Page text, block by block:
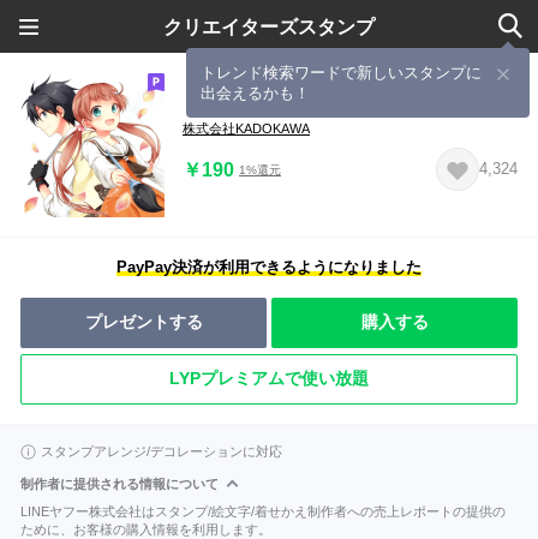
クリエイターズスタンプ
トレンド検索ワードで新しいスタンプに
出会えるかも！
『いみちぇん！』スタンプ
株式会社KADOKAWA
￥190 1%還元 4,324
PayPay決済が利用できるようになりました
プレゼントする 購入する
LYPプレミアムで使い放題
スタンプアレンジ/デコレーションに対応
制作者に提供される情報について
LINEヤフー株式会社はスタンプ/絵文字/着せかえ制作者への売上レポートの提供の
ために、お客様の購入情報を利用します。